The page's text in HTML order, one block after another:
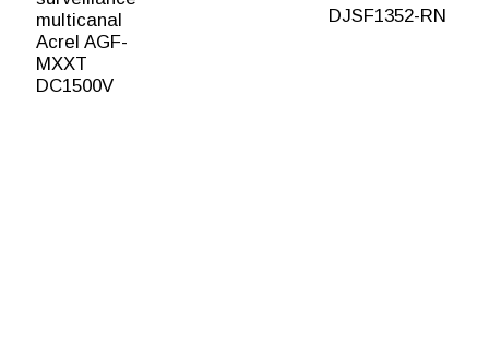
multicanal
Acrel AGF-
MXXT
DC1500V
DJSF1352-RN